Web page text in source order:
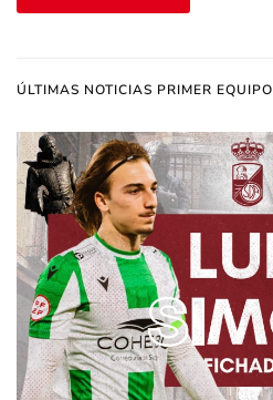
ÚLTIMAS NOTICIAS PRIMER EQUIPO